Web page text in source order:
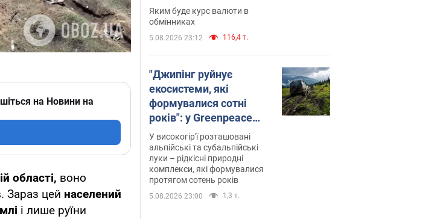
на Новини на
області, воно
. Зараз цей населений
і лише руїни
Яким буде курс валюти в
обмінниках
5.08.2026 23:12 116,4 т.
"Джипінг руйнує
екосистеми, які
формувалися сотні
років": у Greenpeace
забили на сполох
У високогір'ї розташовані
альпійські та субальпійські
луки – рідкісні природні
комплекси, які формувалися
протягом сотень років
5.08.2026 23:00 1,3 т.